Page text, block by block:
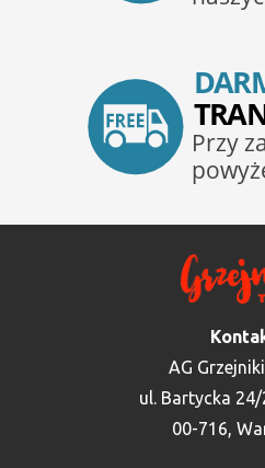
AG
ul. Bartycka
00-716,